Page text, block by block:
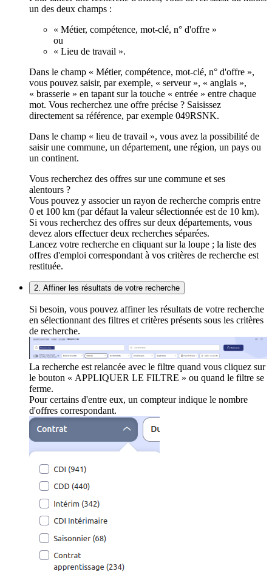
un des deux champs :
« Métier, compétence, mot-clé, n° d'offre »
ou
« Lieu de travail ».
Dans le champ « Métier, compétence, mot-clé, n° d'offre »,
vous pouvez saisir, par exemple, « serveur », « anglais »,
« brasserie » en tapant sur la touche « entrée » entre chaque
mot. Vous recherchez une offre précise ? Saisissez
directement sa référence, par exemple 049RSNK.
Dans le champ « lieu de travail », vous avez la possibilité de
saisir une commune, un département, une région, un pays ou
un continent.
Vous recherchez des offres sur une commune et ses
alentours ?
Vous pouvez y associer un rayon de recherche compris entre
0 et 100 km (par défaut la valeur sélectionnée est de 10 km).
Si vous recherchez des offres sur deux départements, vous
devez alors effectuer deux recherches séparées.
Lancez votre recherche en cliquant sur la loupe ; la liste des
offres d'emploi correspondant à vos critères de recherche est
restituée.
2. Affiner les résultats de votre recherche
Si besoin, vous pouvez affiner les résultats de votre recherche
en sélectionnant des filtres et critères présents sous les critères
de recherche.
La recherche est relancée avec le filtre quand vous cliquez sur
le bouton « APPLIQUER LE FILTRE » ou quand le filtre se
ferme.
Pour certains d'entre eux, un compteur indique le nombre
d'offres correspondant.